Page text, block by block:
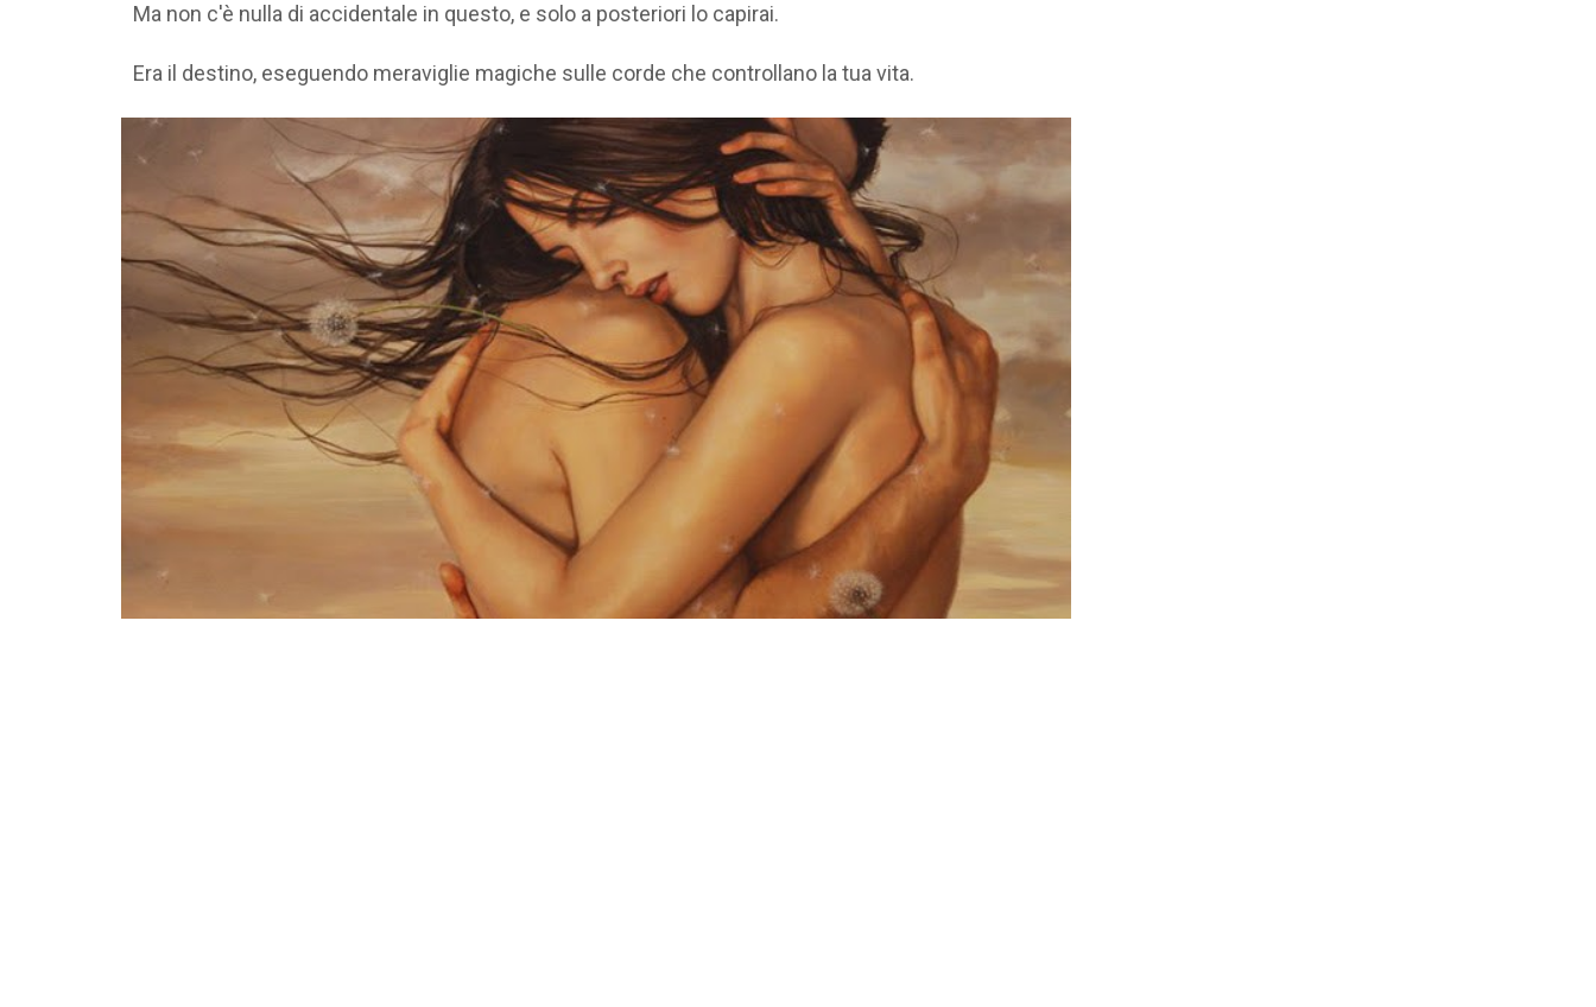
Ma non c'è nulla di accidentale in questo, e solo a posteriori lo capirai.
Era il destino, eseguendo meraviglie magiche sulle corde che controllano la tua vita.